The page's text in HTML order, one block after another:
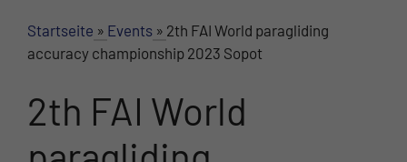
Startseite » Events » 2th FAI World paragliding
accuracy championship 2023 Sopot
2th FAI World